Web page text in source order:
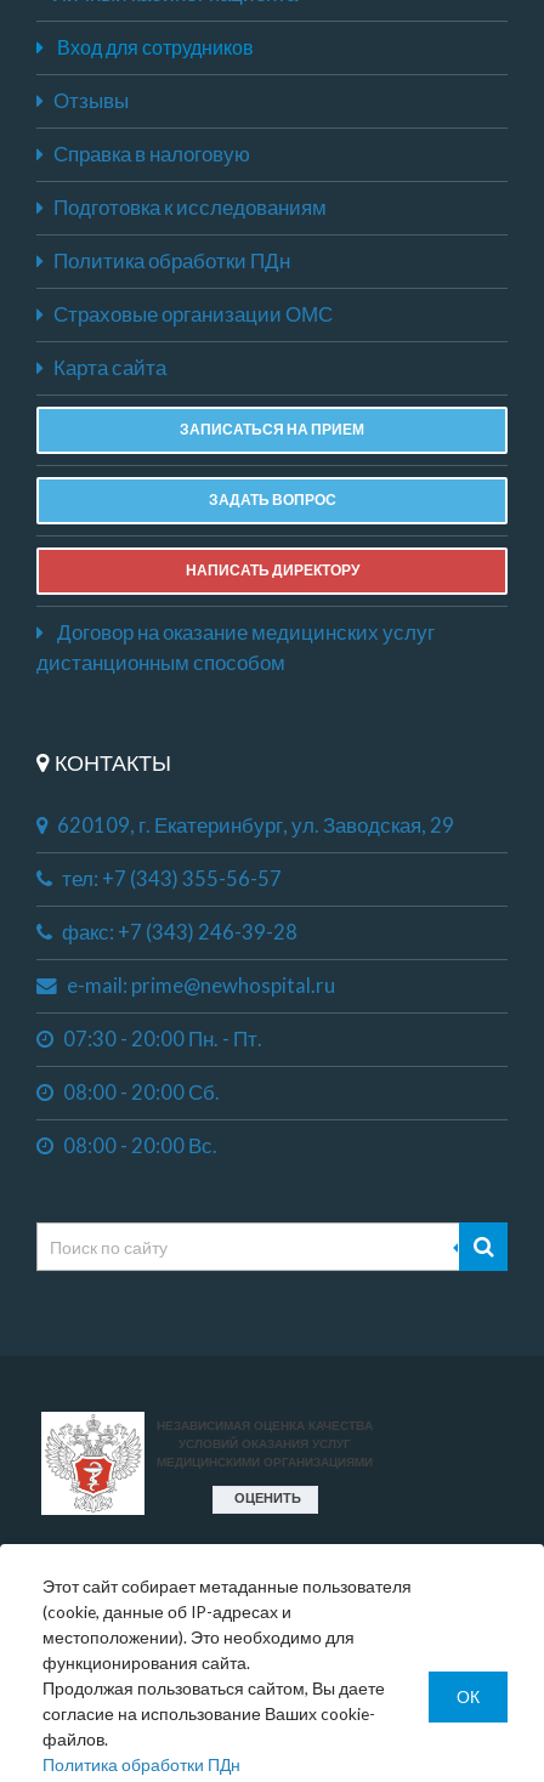
Вход для сотрудников
Отзывы
Справка в налоговую
Подготовка к исследованиям
Политика обработки ПДн
Страховые организации ОМС
Карта сайта
ЗАПИСАТЬСЯ НА ПРИЕМ
ЗАДАТЬ ВОПРОС
НАПИСАТЬ ДИРЕКТОРУ
Договор на оказание медицинских услуг
дистанционным способом
КОНТАКТЫ
620109, г. Екатеринбург, ул. Заводская, 29
тел: +7 (343) 355-56-57
факс: +7 (343) 246-39-28
e-mail: prime@newhospital.ru
07:30 - 20:00 Пн. - Пт.
08:00 - 20:00 Сб.
08:00 - 20:00 Вс.
* Цены, указанные на сайте, носят исключительно
информативный характер и могут быть в любое время
изменены.
Окончательную информация необходимо уточнять у
администратора в регистратуре или по телефону:
+7 (343) 355-56-57.
© 1993-2026 ООО МО «Новая больница»
Этот сайт собирает метаданные пользователя
(cookie, данные об IP-адресах и
местоположении). Это необходимо для
функционирования сайта.
Продолжая пользоваться сайтом, Вы даете
согласие на использование Ваших cookie-
файлов.
Политика обработки ПДн
ОК